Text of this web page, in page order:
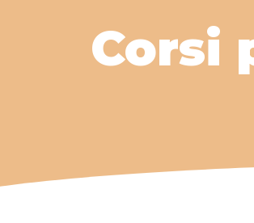
Corsi